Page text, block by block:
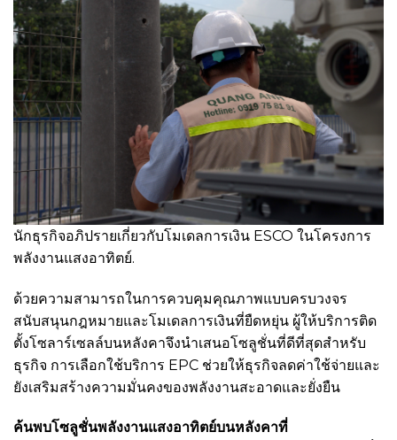
นักธุรกิจอภิปรายเกี่ยวกับโมเดลการเงิน ESCO ในโครงการ
พลังงานแสงอาทิตย์.
ด้วยความสามารถในการควบคุมคุณภาพแบบครบวงจร
สนับสนุนกฎหมายและโมเดลการเงินที่ยืดหยุ่น ผู้ให้บริการติด
ตั้งโซลาร์เซลล์บนหลังคาจึงนำเสนอโซลูชั่นที่ดีที่สุดสำหรับ
ธุรกิจ การเลือกใช้บริการ EPC ช่วยให้ธุรกิจลดค่าใช้จ่ายและ
ยังเสริมสร้างความมั่นคงของพลังงานสะอาดและยั่งยืน
ค้นพบโซลูชั่นพลังงานแสงอาทิตย์บนหลังคาที่